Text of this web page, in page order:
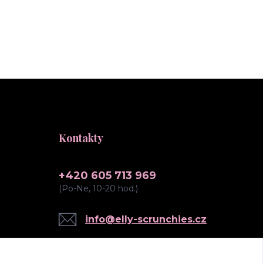
Kontakty
+420 605 713 969
(Po-Ne, 10-20 hod.)
info@elly-scrunchies.cz